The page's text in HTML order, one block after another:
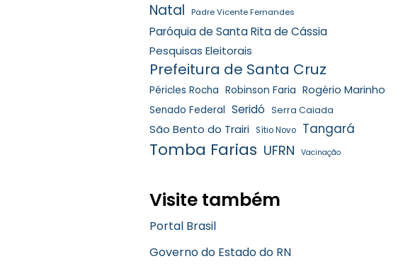
Natal Padre Vicente Fernandes
Paróquia de Santa Rita de Cássia
Pesquisas Eleitorais
Prefeitura de Santa Cruz
Péricles Rocha Robinson Faria Rogério Marinho
Senado Federal Seridó Serra Caiada
São Bento do Trairi Sítio Novo Tangará
Tomba Farias UFRN Vacinação
Visite também
Portal Brasil
Governo do Estado do RN